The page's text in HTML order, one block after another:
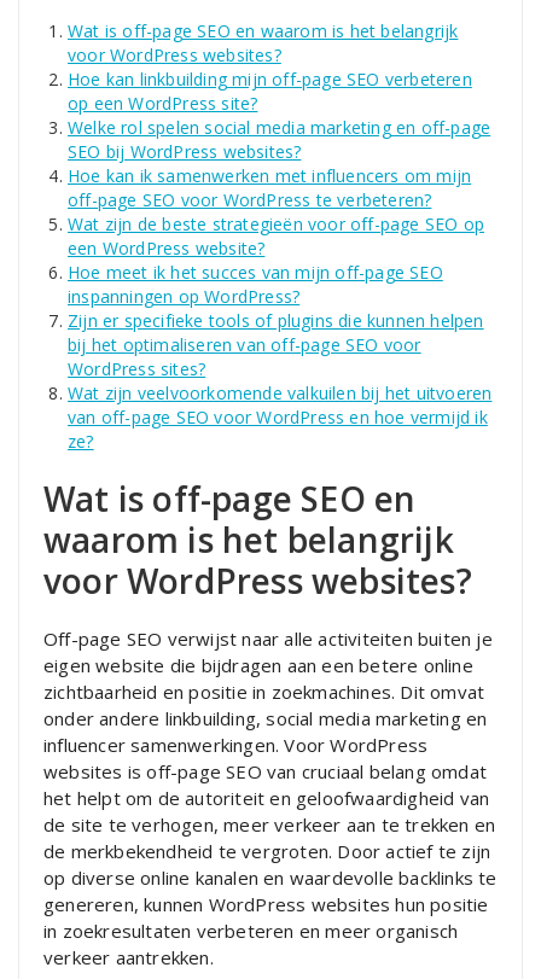
Wat is off-page SEO en waarom is het belangrijk
voor WordPress websites?
Hoe kan linkbuilding mijn off-page SEO verbeteren
op een WordPress site?
Welke rol spelen social media marketing en off-page
SEO bij WordPress websites?
Hoe kan ik samenwerken met influencers om mijn
off-page SEO voor WordPress te verbeteren?
Wat zijn de beste strategieën voor off-page SEO op
een WordPress website?
Hoe meet ik het succes van mijn off-page SEO
inspanningen op WordPress?
Zijn er specifieke tools of plugins die kunnen helpen
bij het optimaliseren van off-page SEO voor
WordPress sites?
Wat zijn veelvoorkomende valkuilen bij het uitvoeren
van off-page SEO voor WordPress en hoe vermijd ik
ze?
Wat is off-page SEO en
waarom is het belangrijk
voor WordPress websites?
Off-page SEO verwijst naar alle activiteiten buiten je
eigen website die bijdragen aan een betere online
zichtbaarheid en positie in zoekmachines. Dit omvat
onder andere linkbuilding, social media marketing en
influencer samenwerkingen. Voor WordPress
websites is off-page SEO van cruciaal belang omdat
het helpt om de autoriteit en geloofwaardigheid van
de site te verhogen, meer verkeer aan te trekken en
de merkbekendheid te vergroten. Door actief te zijn
op diverse online kanalen en waardevolle backlinks te
genereren, kunnen WordPress websites hun positie
in zoekresultaten verbeteren en meer organisch
verkeer aantrekken.